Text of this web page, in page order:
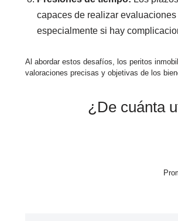
capaces de realizar
especialmente si hay
Al abordar estos desafíos, los peritos
valoraciones precisas y objetivas de los
¿De cuánta